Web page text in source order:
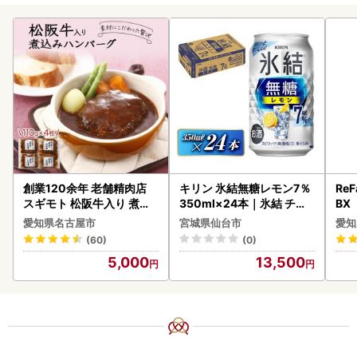
創業120余年 老舗精肉店
スギモト 松阪牛入り 煮込
み ハンバーグ 110g×4枚
惣菜 お取り寄せ グルメ ハ
ンバーグ 冷凍
愛知県名古屋市
(60)
5,000
キリン 氷結無糖レモン7％
350ml×24本｜氷結 チュ
ーハイ 仙台市
宮城県仙台市
(0)
13,500
BX
ー
ファ
愛